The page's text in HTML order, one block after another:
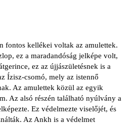
fontos kellékei voltak az amulettek.
ez a maradandóság jelképe volt,
ez az újjászületésnek is a
Ízisz-csomó, mely az istennő
Az amulettek közül az egyik
Az alsó részén található nyúlvány a
Ez védelmezte viselőjét, és
Az Ankh is a védelmet